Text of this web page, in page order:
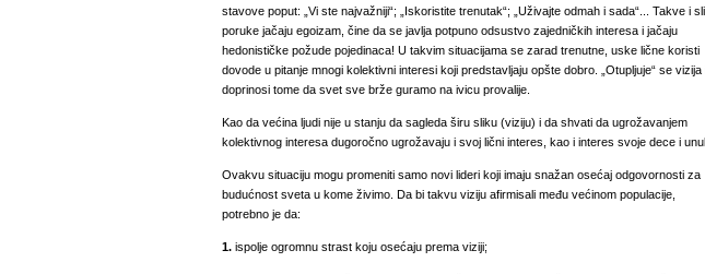
stavove poput: „Vi ste najvažniji“; „Iskoristite trenutak“; „Uživajte odmah i sada“... Takve i
poruke jačaju egoizam, čine da se javlja potpuno odsustvo zajedničkih interesa i jačaju
hedonističke požude pojedinaca! U takvim situacijama se zarad trenutne, uske lične koristi
dovode u pitanje mnogi kolektivni interesi koji predstavljaju opšte dobro. „Otupljuje“ se vizija
doprinosi tome da svet sve brže guramo na ivicu provalije.
Kao da većina ljudi nije u stanju da sagleda širu sliku (viziju) i da shvati da ugrožavanjem
kolektivnog interesa dugoročno ugrožavaju i svoj lični interes, kao i interes svoje dece i
Ovakvu situaciju mogu promeniti samo novi lideri koji imaju snažan osećaj odgovornosti za
budućnost sveta u kome živimo. Da bi takvu viziju afirmisali među većinom populacije,
potrebno je da:
1. ispolje ogromnu strast koju osećaju prema viziji;